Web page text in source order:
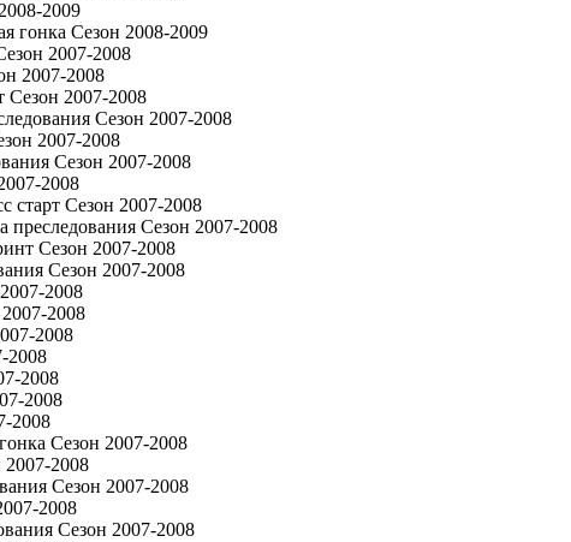
2009
гонка Сезон 2008-2009
2007-2008
2007-2008
2007-2008
Сезон 2007-2008
2007-2008
Сезон 2007-2008
2008
старт Сезон 2007-2008
Сезон 2007-2008
Сезон 2007-2008
Сезон 2007-2008
2008
2008
2008
2008
2008
2008
2008
Сезон 2007-2008
2008
Сезон 2007-2008
2008
Сезон 2007-2008